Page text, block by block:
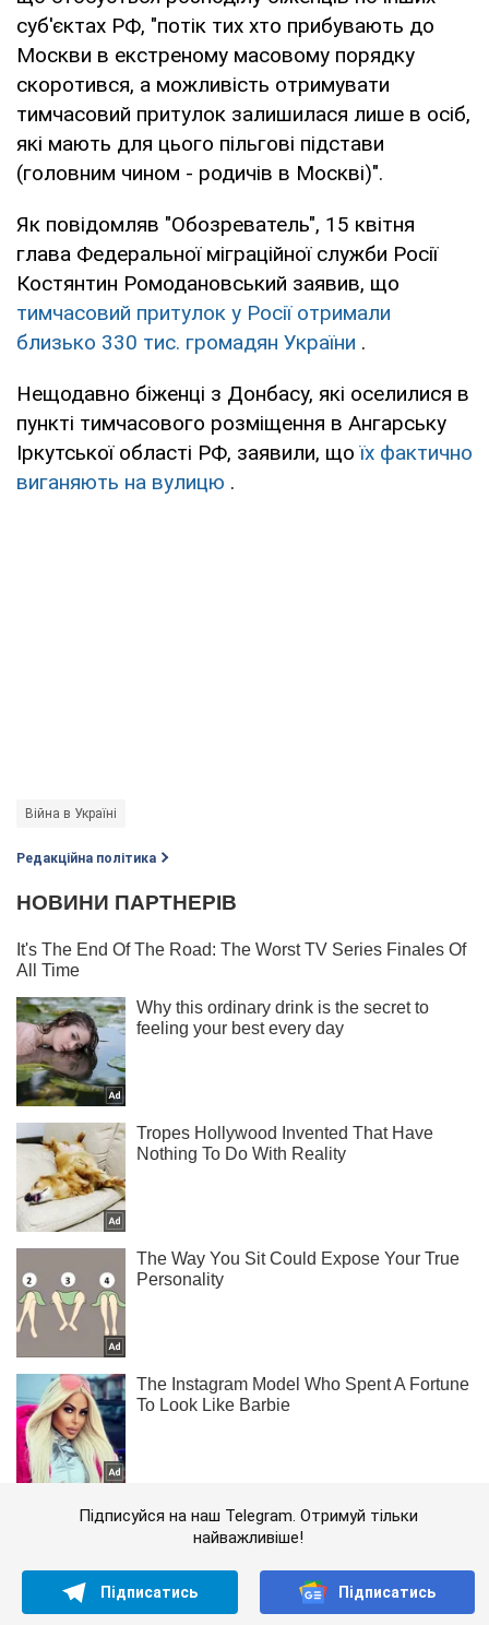
суб'єктах РФ, "потік тих хто прибувають до
Москви в екстреному масовому порядку
скоротився, а можливість отримувати
тимчасовий притулок залишилася лише в осіб,
які мають для цього пільгові підстави
(головним чином - родичів в Москві)".
Як повідомляв "Обозреватель", 15 квітня
глава Федеральної міграційної служби Росії
Костянтин Ромодановський заявив, що
тимчасовий притулок у Росії отримали
близько 330 тис. громадян України .
Нещодавно біженці з Донбасу, які оселилися в
пункті тимчасового розміщення в Ангарську
Іркутської області РФ, заявили, щоїх фактично
виганяють на вулицю .
Війна в Україні
Редакційна політика
Підписуйся на наш Telegram. Отримуй тільки
найважливіше!
Підписатись Підписатись